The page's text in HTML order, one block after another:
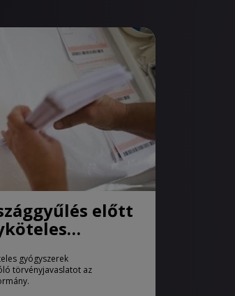
előtt
szóló
gyógyszerek
törvényjavaslatot az